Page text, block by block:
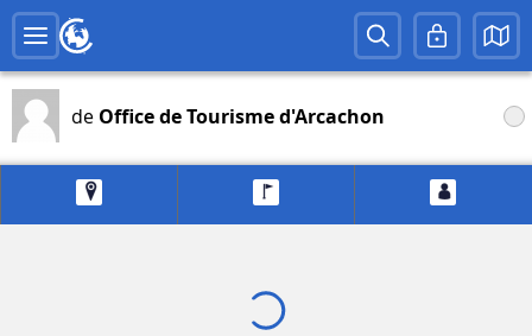
de Office de Tourisme d'Arcachon